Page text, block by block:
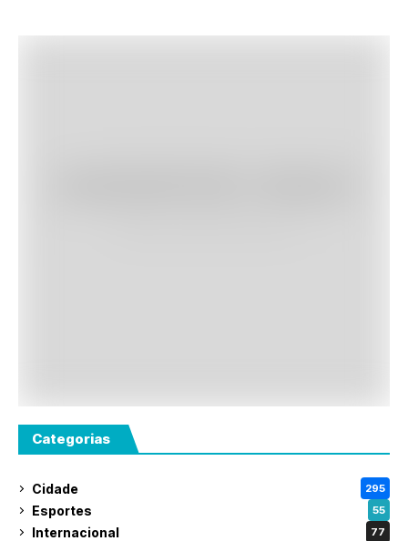
Categorias
Cidade 295
Esportes 55
Internacional 77